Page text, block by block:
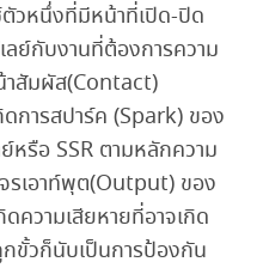
วหนึ่งที่มีหน้าที่เปิด-ปิด
ลย์กับงานที่ต้องการความ
าสัมผัส(Contact)
การสปาร์ค (Spark) ของ
หรือ SSR ตามหลักความ
รเอาท์พุต(Output) ของ
ความเสียหายที่อาจเกิด
ขั้วก็นับเป็นการป้องกัน